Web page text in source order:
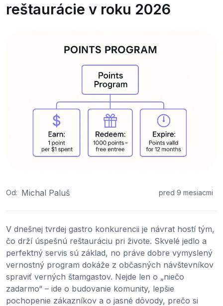
reštaurácie v roku 2026
Od: Michal Paluš pred 9 mesiacmi
V dnešnej tvrdej gastro konkurencii je návrat hostí tým,
čo drží úspešnú reštauráciu pri živote. Skvelé jedlo a
perfektný servis sú základ, no práve dobre vymyslený
vernostný program dokáže z občasných návštevníkov
spraviť verných štamgastov. Nejde len o „niečo
zadarmo“ – ide o budovanie komunity, lepšie
pochopenie zákazníkov a o jasné dôvody, prečo si